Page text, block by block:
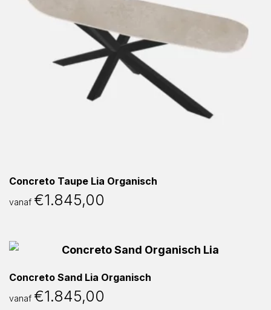
Concreto Taupe Lia Organisch
vanaf €1.845,00
Concreto Sand Lia Organisch
vanaf €1.845,00